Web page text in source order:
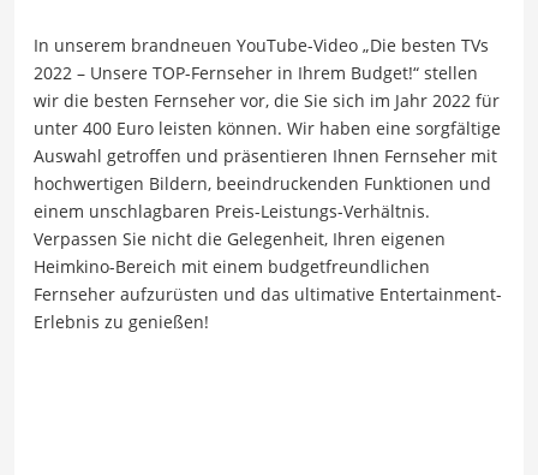
In unserem brandneuen YouTube-Video „Die besten TVs
2022 – Unsere TOP-Fernseher in Ihrem Budget!“ stellen
wir die besten Fernseher vor, die Sie sich im Jahr 2022 für
unter 400 Euro leisten können. Wir haben eine sorgfältige
Auswahl getroffen und präsentieren Ihnen Fernseher mit
hochwertigen Bildern, beeindruckenden Funktionen und
einem unschlagbaren Preis-Leistungs-Verhältnis.
Verpassen Sie nicht die Gelegenheit, Ihren eigenen
Heimkino-Bereich mit einem budgetfreundlichen
Fernseher aufzurüsten und das ultimative Entertainment-
Erlebnis zu genießen!